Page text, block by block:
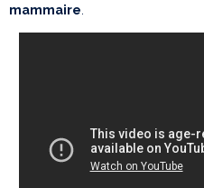
mammaire.